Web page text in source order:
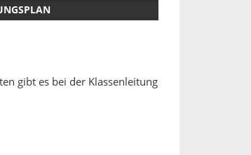
gibt es bei der Klassenleitung